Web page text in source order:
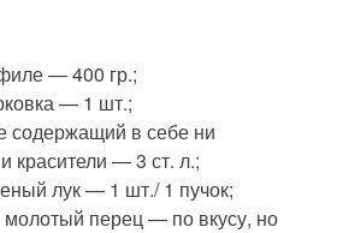
— 400 гр.;
— 1 шт.;
содержащий в себе ни
красители — 3 ст. л.;
лук — 1 шт./ 1 пучок;
молотый перец — по вкусу, но